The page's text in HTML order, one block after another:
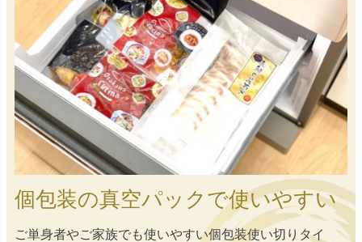
個包装の真空パックで使いやすい
ご単身者やご家族でも使いやすい個包装使い切りタイ